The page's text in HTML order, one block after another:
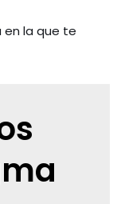
en la que te